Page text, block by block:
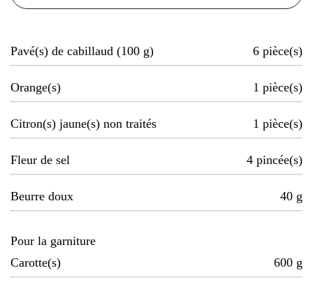
Pavé(s) de cabillaud (100 g) 6 pièce(s)
Orange(s) 1 pièce(s)
Citron(s) jaune(s) non traités 1 pièce(s)
Fleur de sel 4 pincée(s)
Beurre doux 40 g
Pour la garniture
Carotte(s)
600 g